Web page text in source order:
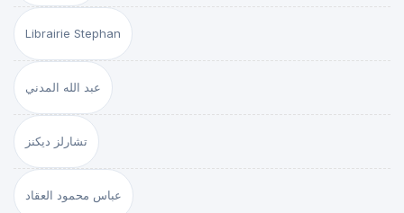
Librairie Stephan
عبد الله المدني
تشارلز ديكنز
عباس محمود العقاد